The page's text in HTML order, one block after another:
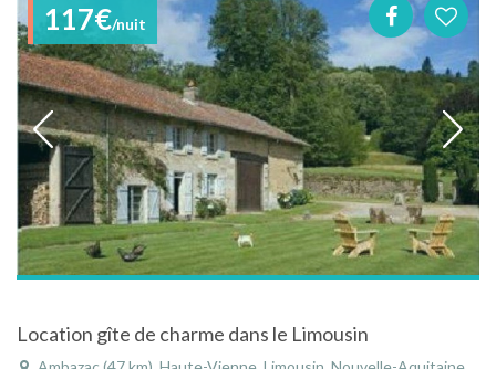
117€/nuit
Location gîte de charme dans le Limousin